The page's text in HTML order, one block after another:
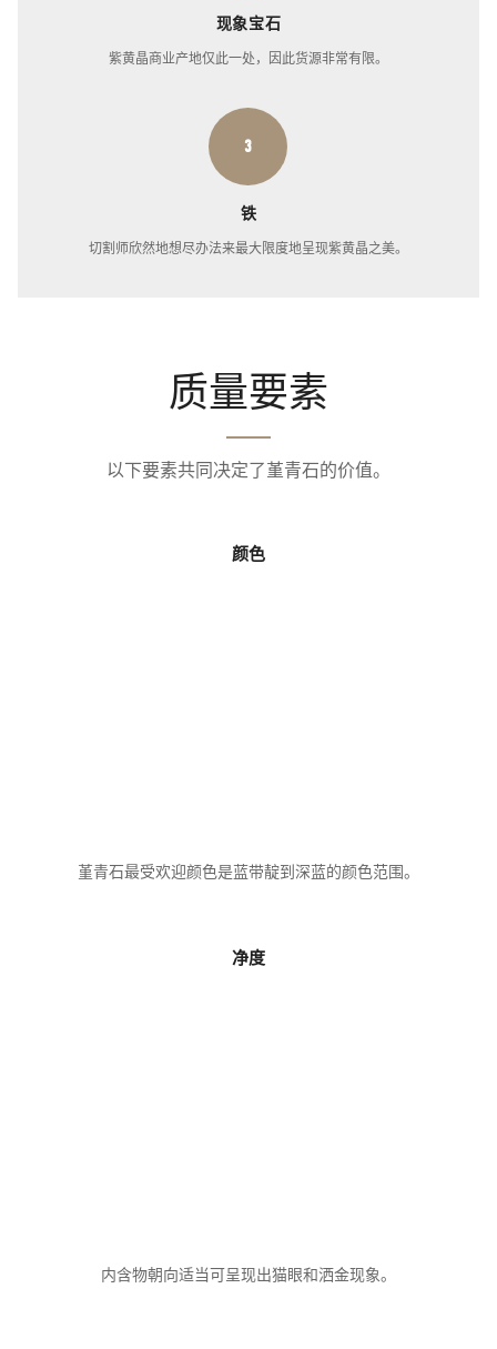
现象宝石
紫黄晶商业产地仅此一处，因此货源非常有限。
3
铁
切割师欣然地想尽办法来最大限度地呈现紫黄晶之美。
质量要素
以下要素共同决定了堇青石的价值。
颜色
堇青石最受欢迎颜色是蓝带靛到深蓝的颜色范围。
净度
内含物朝向适当可呈现出猫眼和洒金现象。